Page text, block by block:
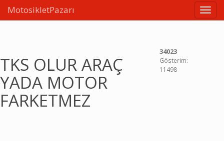
MotosikletPazarı
TKS OLUR ARAÇ
YADA MOTOR
FARKETMEZ
34023
Gösterim:
11498